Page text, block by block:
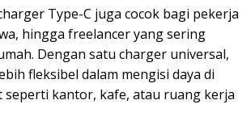
Type-C juga cocok bagi pekerja
hingga freelancer yang sering
Dengan satu charger universal,
fleksibel dalam mengisi daya di
seperti kantor, kafe, atau ruang kerja